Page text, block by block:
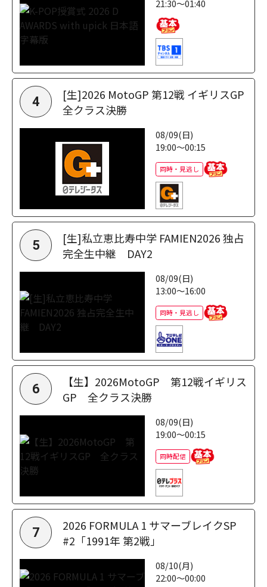
21:30～01:40
4
[生]2026 MotoGP 第12戦 イギリスGP
全クラス決勝
08/09(日)
19:00～00:15
同時・見逃し
5
[生]私立恵比寿中学 FAMIEN2026 独占
完全生中継 DAY2
08/09(日)
13:00～16:00
同時・見逃し
6
【生】2026MotoGP 第12戦イギリス
GP 全クラス決勝
08/09(日)
19:00～00:15
同時配信
7
2026 FORMULA 1 サマーブレイクSP
#2「1991年 第2戦」
08/10(月)
22:00～00:00